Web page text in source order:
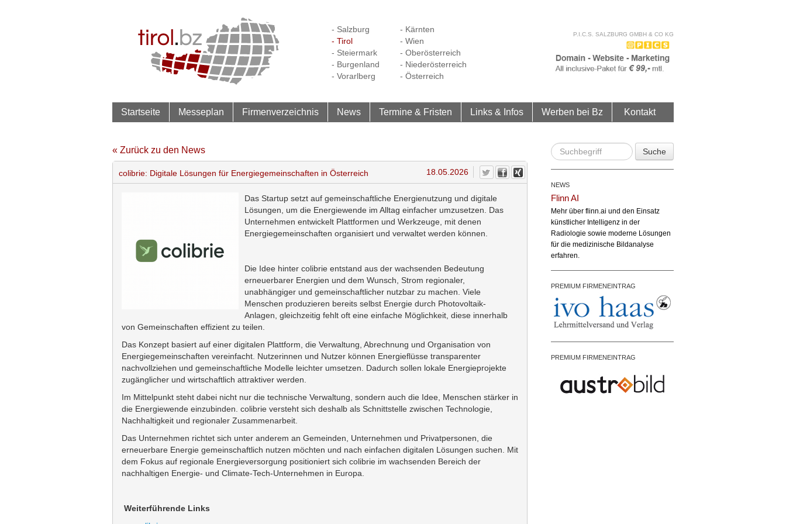
- Salzburg
- Tirol
- Steiermark
- Burgenland
- Vorarlberg
- Kärnten
- Wien
- Oberösterreich
- Niederösterreich
- Österreich
P.I.C.S. SALZBURG GMBH & CO KG
Startseite Messeplan Firmenverzeichnis News Termine & Fristen Links & Infos Werben bei Bz Kontakt
« Zurück zu den News
colibrie: Digitale Lösungen für Energiegemeinschaften in Österreich 18.05.2026
Das Startup setzt auf gemeinschaftliche Energienutzung und digitale
Lösungen, um die Energiewende im Alltag einfacher umzusetzen. Das
Unternehmen entwickelt Plattformen und Werkzeuge, mit denen
Energiegemeinschaften organisiert und verwaltet werden können.
Die Idee hinter colibrie entstand aus der wachsenden Bedeutung
erneuerbarer Energien und dem Wunsch, Strom regionaler,
unabhängiger und gemeinschaftlicher nutzbar zu machen. Viele
Menschen produzieren bereits selbst Energie durch Photovoltaik-
Anlagen, gleichzeitig fehlt oft eine einfache Möglichkeit, diese innerhalb
von Gemeinschaften effizient zu teilen.
Das Konzept basiert auf einer digitalen Plattform, die Verwaltung, Abrechnung und Organisation von
Energiegemeinschaften vereinfacht. Nutzerinnen und Nutzer können Energieflüsse transparenter
nachvollziehen und gemeinschaftliche Modelle leichter umsetzen. Dadurch sollen lokale Energieprojekte
zugänglicher und wirtschaftlich attraktiver werden.
Im Mittelpunkt steht dabei nicht nur die technische Verwaltung, sondern auch die Idee, Menschen stärker in
die Energiewende einzubinden. colibrie versteht sich deshalb als Schnittstelle zwischen Technologie,
Nachhaltigkeit und regionaler Zusammenarbeit.
Das Unternehmen richtet sich unter anderem an Gemeinden, Unternehmen und Privatpersonen, die
erneuerbare Energie gemeinschaftlich nutzen möchten und nach einfachen digitalen Lösungen suchen. Mit
dem Fokus auf regionale Energieversorgung positioniert sich colibrie im wachsenden Bereich der
nachhaltigen Energie- und Climate-Tech-Unternehmen in Europa.
Weiterführende Links
Suche
NEWS
Flinn AI
Mehr über flinn.ai und den Einsatz
künstlicher Intelligenz in der
Radiologie sowie moderne Lösungen
für die medizinische Bildanalyse
erfahren.
PREMIUM FIRMENEINTRAG
PREMIUM FIRMENEINTRAG